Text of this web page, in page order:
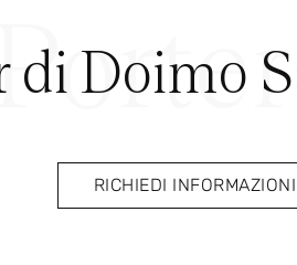
di Doimo
RICHIEDI INFORMAZIONI